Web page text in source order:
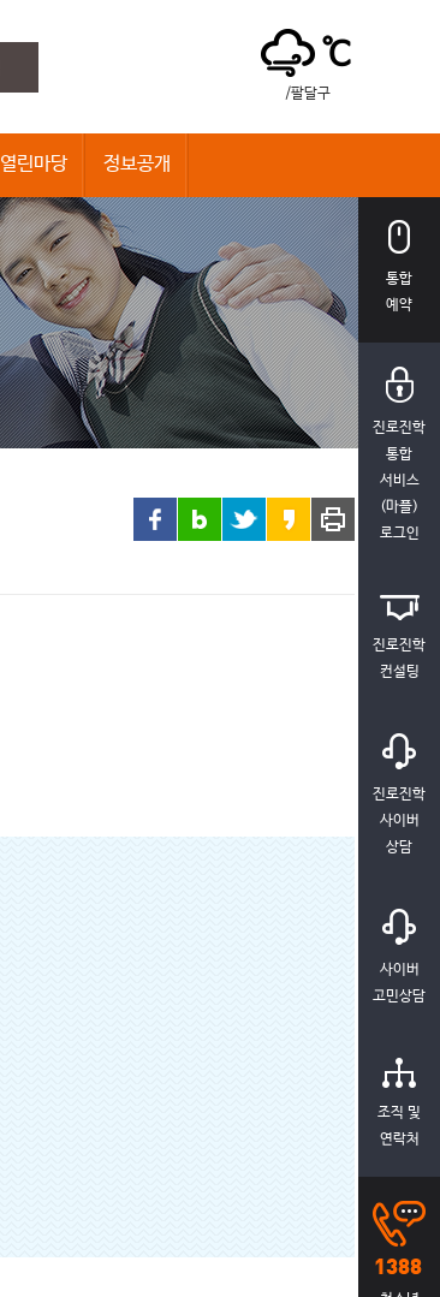
℃
/팔달구
열린마당 정보공개
통합
예약
진로진학
통합
서비스
(마플)
로그인
진로진학
컨설팅
진로진학
사이버
상담
사이버
고민상담
조직 및
연락처